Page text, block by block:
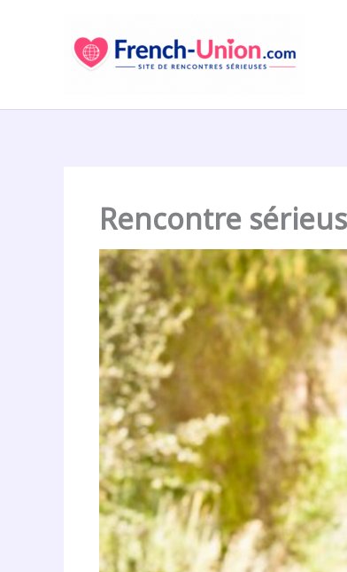
Rencontre